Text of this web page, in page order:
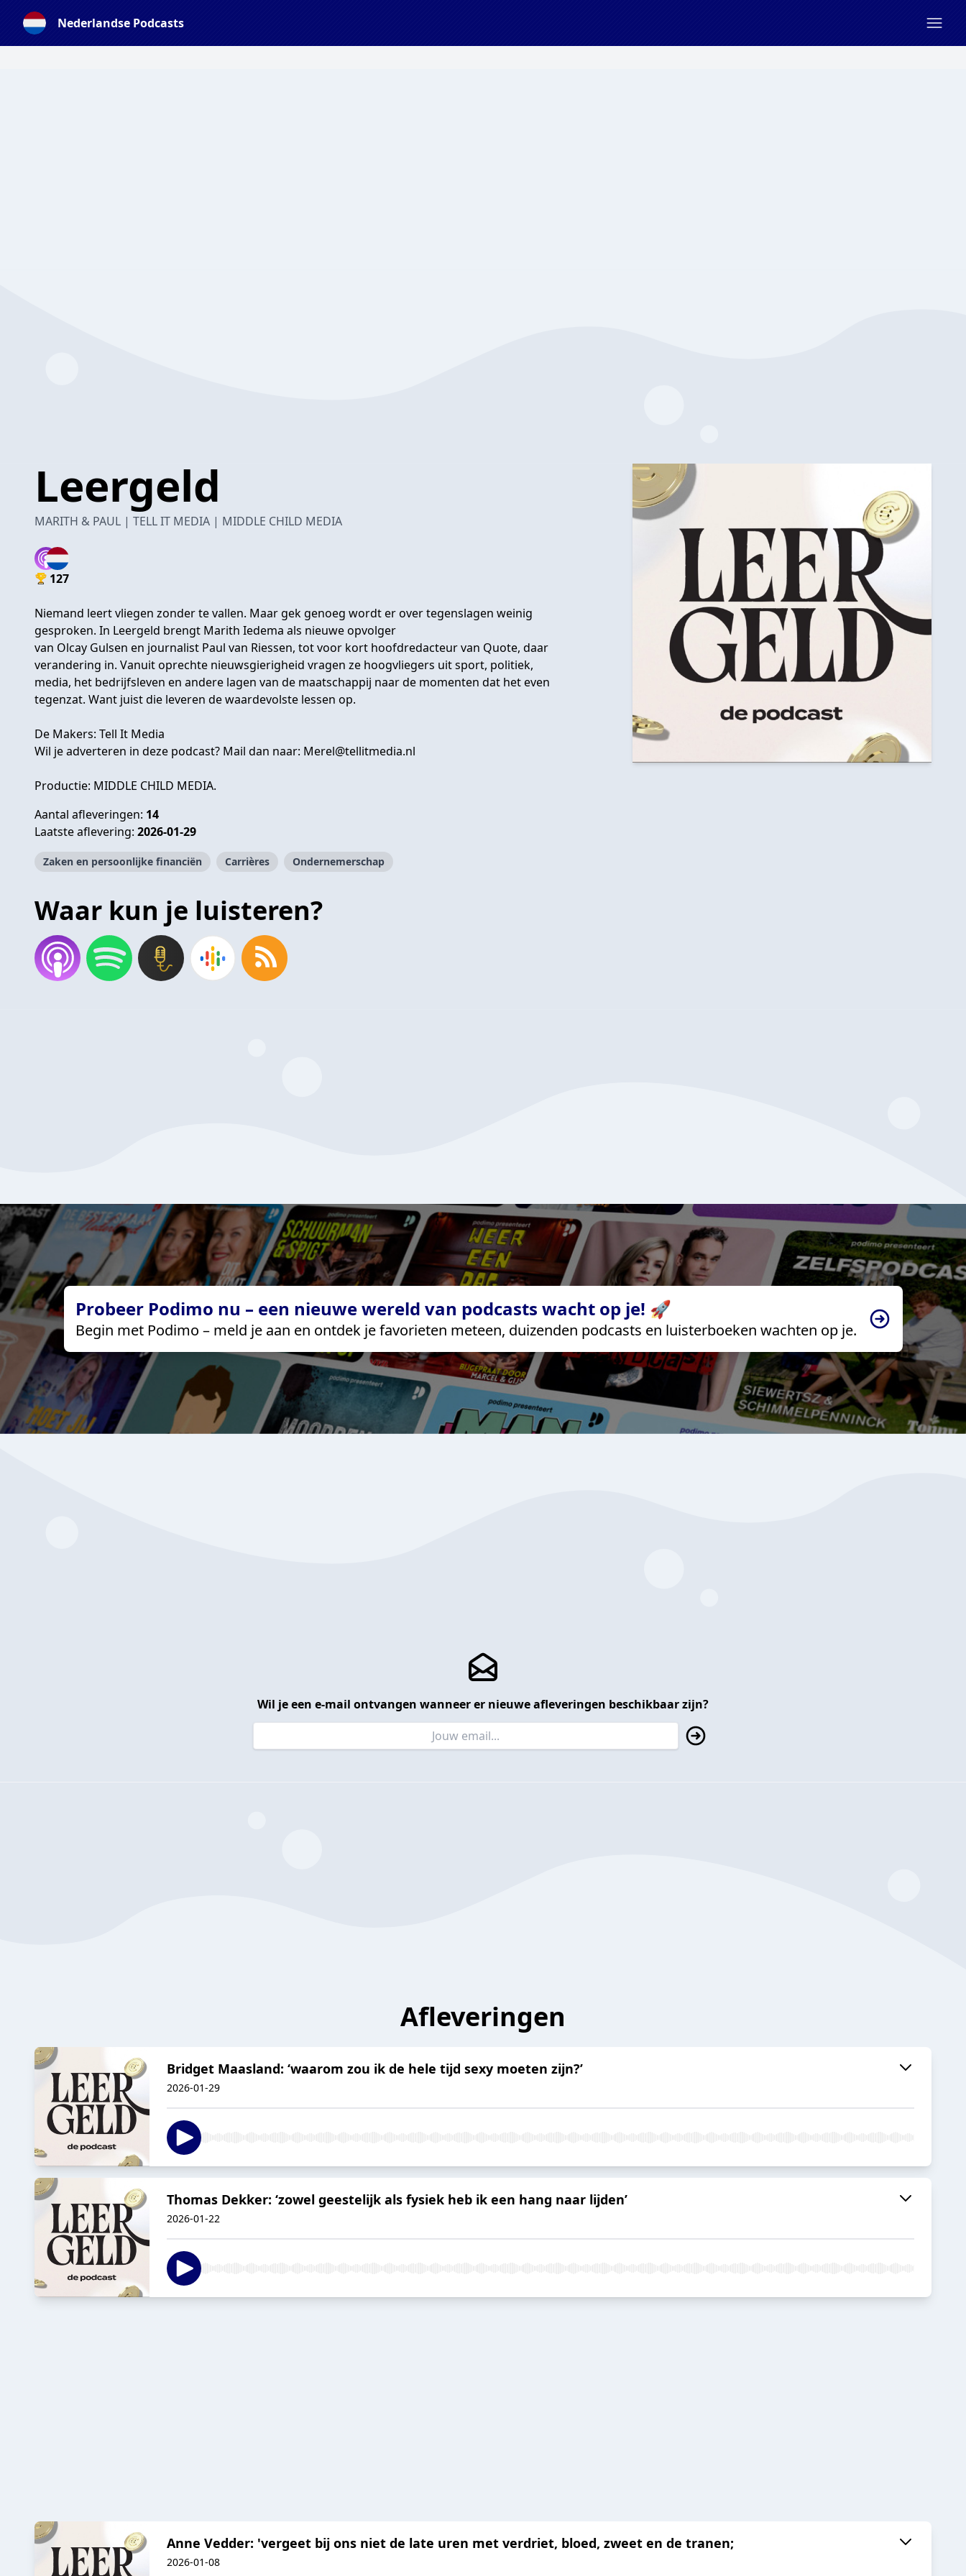
Nederlandse Podcasts
Leergeld
MARITH & PAUL | TELL IT MEDIA | MIDDLE CHILD MEDIA
127
Niemand leert vliegen zonder te vallen. Maar gek genoeg wordt er over tegenslagen weinig
gesproken. In Leergeld brengt Marith Iedema als nieuwe opvolger
van Olcay Gulsen en journalist Paul van Riessen, tot voor kort hoofdredacteur van Quote, daar
verandering in. Vanuit oprechte nieuwsgierigheid vragen ze hoogvliegers uit sport, politiek,
media, het bedrijfsleven en andere lagen van de maatschappij naar de momenten dat het even
tegenzat. Want juist die leveren de waardevolste lessen op.
De Makers: Tell It Media
Wil je adverteren in deze podcast? Mail dan naar: Merel@tellitmedia.nl
Productie: MIDDLE CHILD MEDIA.
Aantal afleveringen: 14
Laatste aflevering: 2026-01-29
Zaken en persoonlijke financiën Carrières Ondernemerschap
Waar kun je luisteren?
Probeer Podimo nu – een nieuwe wereld van podcasts wacht op je! 🚀
Begin met Podimo – meld je aan en ontdek je favorieten meteen, duizenden podcasts en luisterboeken wachten op je.
Wil je een e-mail ontvangen wanneer er nieuwe afleveringen beschikbaar zijn?
Afleveringen
Bridget Maasland: ‘waarom zou ik de hele tijd sexy moeten zijn?’
2026-01-29
Thomas Dekker: ‘zowel geestelijk als fysiek heb ik een hang naar lijden’
2026-01-22
Anne Vedder: 'vergeet bij ons niet de late uren met verdriet, bloed, zweet en de tranen;
2026-01-08